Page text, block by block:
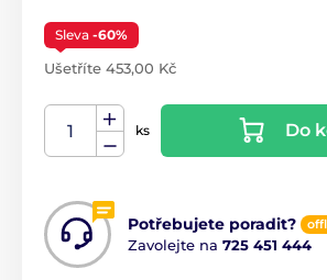
Sleva -60%
Ušetříte 453,00 Kč
ks Do
Potřebujete poradit?
Zavolejte na 725 451 444